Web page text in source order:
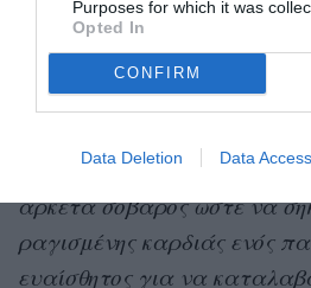
Purposes for which it was
Opted In
CONFIRM
Data Deletion Data Access
Succession»). «
πατέρα της, αλλά μεγάλωσε
καθόρισε η ικανότητά του
της πράγματι εξαρτώταν.
αρκετά σοβαρός ώστε να
ραγισμένης καρδιάς ενός
ευαίσθητος για να